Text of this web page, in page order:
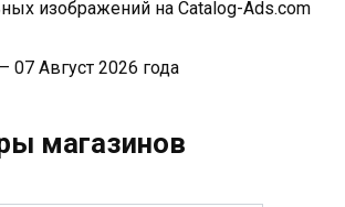
изображений на Catalog-Ads.com
07 Август 2026 года
магазинов